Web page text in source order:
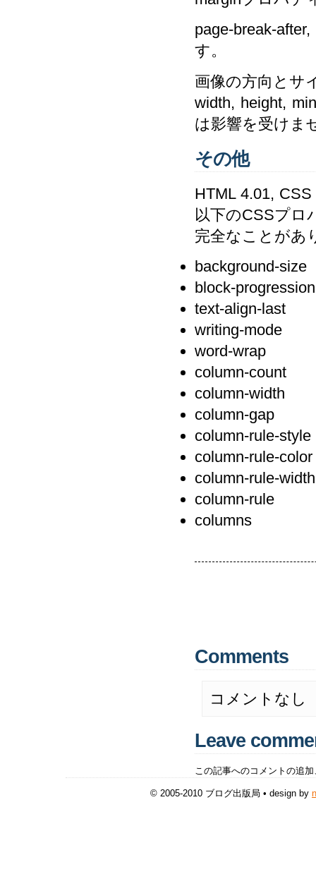
page-break-
す。
画像の方向とサ
width, height,
は影響を受けま
その他
HTML 4.01,
以下のCSSプロ
完全なことがあ
background-size
block-progression
text-align-last
writing-mode
word-wrap
column-count
column-width
column-gap
column-rule-style
column-rule-color
column-rule-width
column-rule
columns
Comments
コメントなし
Leave
この記事へのコメントの追
© 2005-2010 ブログ出版局 • design by